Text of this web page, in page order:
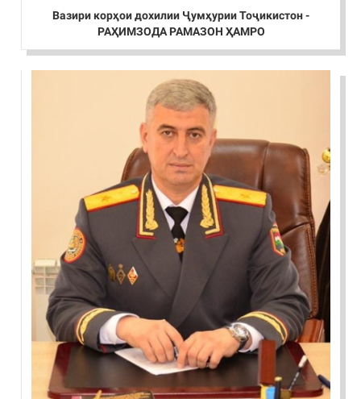
Вазири корҳои дохилии Ҷумҳурии Тоҷикистон -
РАҲИМЗОДА РАМАЗОН ҲАМРО